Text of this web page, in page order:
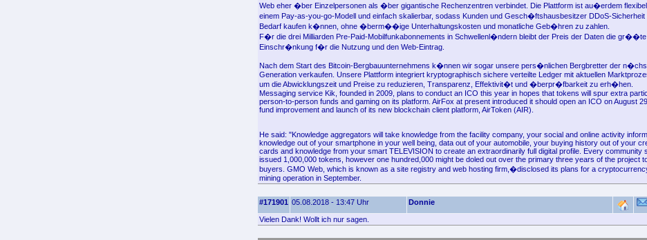
Web eher �ber Einzelpersonen als �ber gigantische Rechenzentren verbindet. Die Plattform ist au�erdem
einem Pay-as-you-go-Modell und einfach skalierbar, sodass Kunden und Gesch�ftshausbesitzer DDoS-Sicherheit
Bedarf kaufen k�nnen, ohne �berm��ige Unterhaltungskosten und monatliche Geb�hren zu zahlen.
F�r die drei Milliarden Pre-Paid-Mobilfunkabonnements in Schwellenl�ndern bleibt der Preis der Daten die gr��te
Einschr�nkung f�r die Nutzung und den Web-Eintrag.
Nach dem Start des Bitcoin-Bergbauunternehmens k�nnen wir sogar unsere pers�nlichen Bergbretter der
Generation verkaufen. Unsere Plattform integriert kryptographisch sichere verteilte Ledger mit aktuellen
um die Abwicklungszeit und Preise zu reduzieren, Transparenz, Effektivit�t und �berpr�fbarkeit zu erh�hen.
Messaging service Kik, founded in 2009, plans to conduct an ICO this year in hopes that tokens will spur extra
person-to-person funds and gaming on its platform. AirFox at present introduced it should open an ICO on August
fund improvement and launch of its new blockchain client platform, AirToken (AIR).
He said: "Knowledge aggregators will take knowledge from the facility company, your social and online activity
knowledge out of your smartphone in your well being, data out of your automobile, your buying history out of your
cards and knowledge from your smart TELEVISION to create an extraordinarily full digital profile. Every community
issued 1,000,000 tokens, however one hundred,000 might be doled out over the primary three years of the project
buyers. GMO Web, which is known as a site registry and web hosting firm,�disclosed its plans for a
mining operation in September.
#171901 05.08.2018 - 13:47 Uhr Donnie
Vielen Dank! Wollt ich nur sagen.